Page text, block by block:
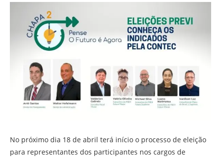
No próximo dia 18 de abril terá início o processo de eleição
para representantes dos participantes nos cargos de